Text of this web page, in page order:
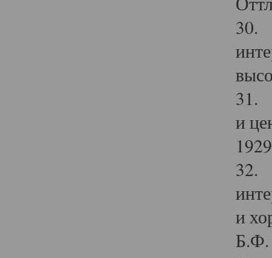
30.
31.
и
32.
и
Б.Ф.